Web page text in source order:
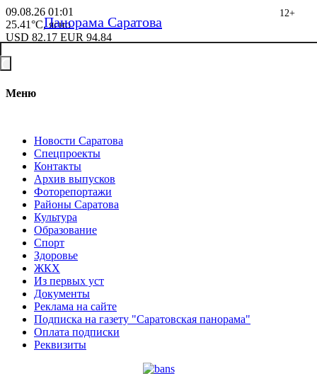
09.08.26 01:01
25.41°C, ясно
USD 82.17 EUR 94.84
Меню
Новости Саратова
Спецпроекты
Контакты
Архив выпусков
Фоторепортажи
Районы Саратова
Культура
Образование
Спорт
Здоровье
ЖКХ
Из пеpвых уст
Документы
Реклама на сайте
Подписка на газету "Саратовская панорама"
Оплата подписки
Реквизиты
Панорама Саратова
12+